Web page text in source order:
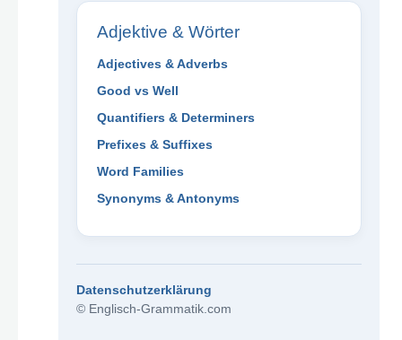
Adjektive & Wörter
Adjectives & Adverbs
Good vs Well
Quantifiers & Determiners
Prefixes & Suffixes
Word Families
Synonyms & Antonyms
Datenschutzerklärung
© Englisch-Grammatik.com